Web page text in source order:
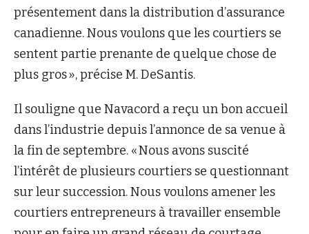
présentement dans la distribution d’assurance
canadienne. Nous voulons que les courtiers se
sentent partie prenante de quelque chose de
plus gros », précise M. DeSantis.
Il souligne que Navacord a reçu un bon accueil
dans l’industrie depuis l’annonce de sa venue à
la fin de septembre. « Nous avons suscité
l’intérêt de plusieurs courtiers se questionnant
sur leur succession. Nous voulons amener les
courtiers entrepreneurs à travailler ensemble